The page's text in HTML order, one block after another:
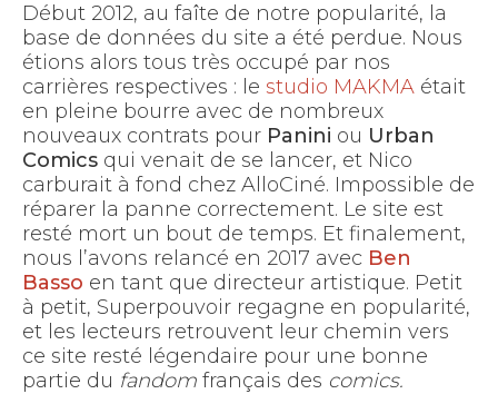
Début 2012, au faîte de notre popularité, la
base de données du site a été perdue. Nous
étions alors tous très occupé par nos
carrières respectives : le studio MAKMA était
en pleine bourre avec de nombreux
nouveaux contrats pour Panini ou Urban
Comics qui venait de se lancer, et Nico
carburait à fond chez AlloCiné. Impossible de
réparer la panne correctement. Le site est
resté mort un bout de temps. Et finalement,
nous l’avons relancé en 2017 avec Ben
Basso en tant que directeur artistique. Petit
à petit, Superpouvoir regagne en popularité,
et les lecteurs retrouvent leur chemin vers
ce site resté légendaire pour une bonne
partie du fandom français des comics.